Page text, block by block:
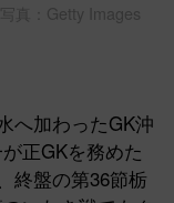
真：Getty Images
へ加わったGK沖
正GKを務めた
終盤の第36節栃